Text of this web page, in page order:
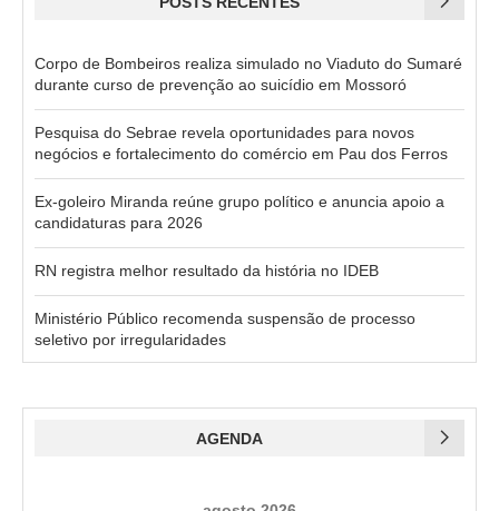
Corpo de Bombeiros realiza simulado no Viaduto do Sumaré
durante curso de prevenção ao suicídio em Mossoró
Pesquisa do Sebrae revela oportunidades para novos
negócios e fortalecimento do comércio em Pau dos Ferros
Ex-goleiro Miranda reúne grupo político e anuncia apoio a
candidaturas para 2026
RN registra melhor resultado da história no IDEB
Ministério Público recomenda suspensão de processo
seletivo por irregularidades
AGENDA